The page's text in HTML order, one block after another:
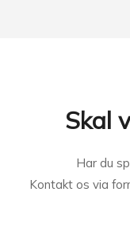
Skal
Har du
Kontakt os via